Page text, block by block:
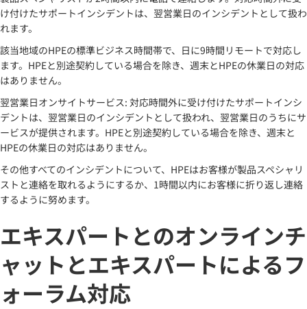
け付けたサポートインシデントは、翌営業日のインシデントとして扱わ
れます。
該当地域のHPEの標準ビジネス時間帯で、日に9時間リモートで対応し
ます。HPEと別途契約している場合を除き、週末とHPEの休業日の対応
はありません。
翌営業日オンサイトサービス: 対応時間外に受け付けたサポートインシ
デントは、翌営業日のインシデントとして扱われ、翌営業日のうちにサ
ービスが提供されます。HPEと別途契約している場合を除き、週末と
HPEの休業日の対応はありません。
その他すべてのインシデントについて、HPEはお客様が製品スペシャリ
ストと連絡を取れるようにするか、1時間以内にお客様に折り返し連絡
するように努めます。
エキスパートとのオンラインチ
ャットとエキスパートによるフ
ォーラム対応